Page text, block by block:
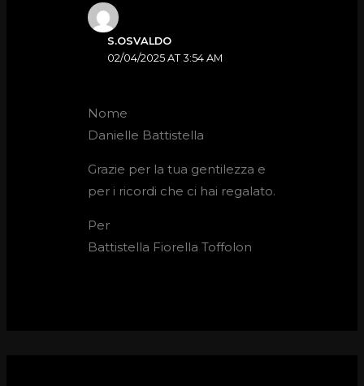
S.OSVALDO
02/04/2025 AT 3:54 AM
Nome
Danielle Battistella
Grazie per la tua gentilezza e
per i ricordi che ci hai regalato.
Per
Battistella Fiorella Toffolon